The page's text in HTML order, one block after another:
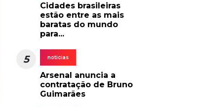
Cidades brasileiras
estão entre as mais
baratas do mundo
para...
5 noticias
Arsenal anuncia a
contratação de Bruno
Guimarães